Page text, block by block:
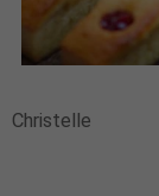
Christelle